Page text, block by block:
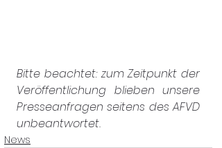
Bitte beachtet: zum Zeitpunkt der
Veröffentlichung blieben unsere
Presseanfragen seitens des AFVD
unbeantwortet.
News